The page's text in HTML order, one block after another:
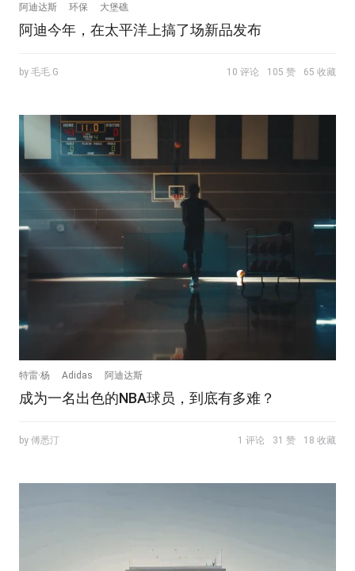
阿迪达斯 环保 大堡礁
阿迪今年，在太平洋上搞了场新品发布
by 毛毛.G 10 评论 105 赞 65 收藏
特雷·杨 Adidas 阿迪达斯
成为一名出色的NBA球员，到底有多难？
by 傅悉汀 1 评论 31 赞 18 收藏